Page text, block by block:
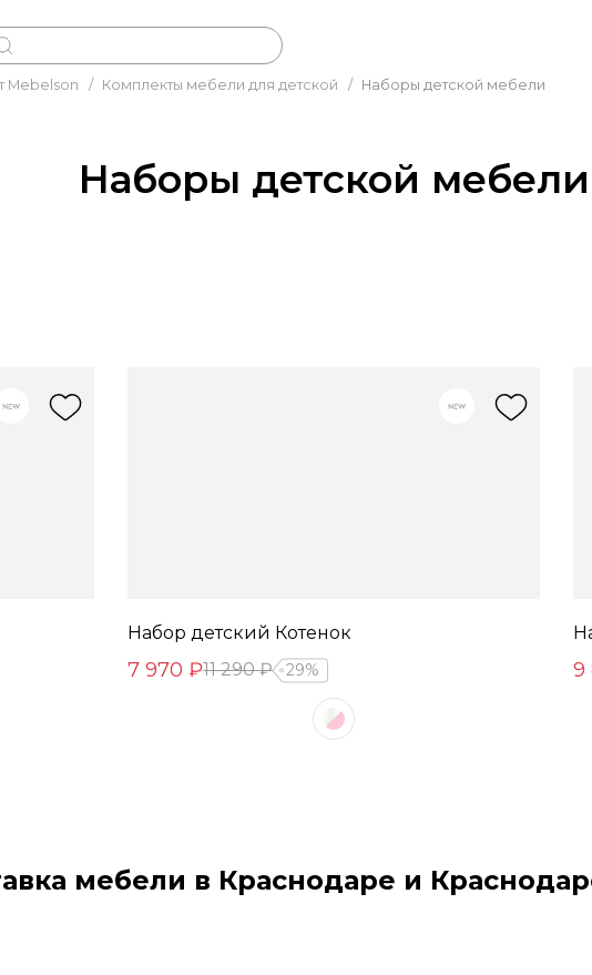
Mebelson / Комплекты мебели для детской / Наборы детской мебели
Наборы детской мебели
Набор детский Котенок
7 970 ₽11 290 ₽ 29% 9
мебели в Краснодаре и